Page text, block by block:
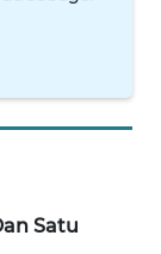
Satu